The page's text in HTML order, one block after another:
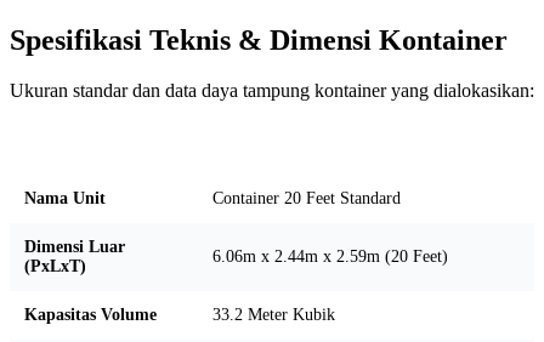
Spesifikasi Teknis & Dimensi Kontainer
Ukuran standar dan data daya tampung kontainer yang dialokasikan:
Nama Unit Container 20 Feet Standard
Dimensi Luar
(PxLxT)
6.06m x 2.44m x 2.59m (20 Feet)
Kapasitas Volume 33.2 Meter Kubik